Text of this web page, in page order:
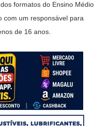
formatos do Ensino Médio
com um responsável para
de 16 anos.